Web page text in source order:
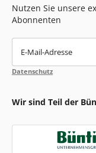
Nutzen Sie unsere
Abonnenten
E-Mail-Adresse
Datenschutz
Wir sind Teil der